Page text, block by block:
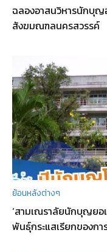
ฉลองอาสนวิหารนักบุญ
สังฆมณฑลนครสวรรค์
ย้อนหลังต่างๆ
‘สามเณราลัยนักบุญยอ
พันธุ์กระแสเรียกของกา